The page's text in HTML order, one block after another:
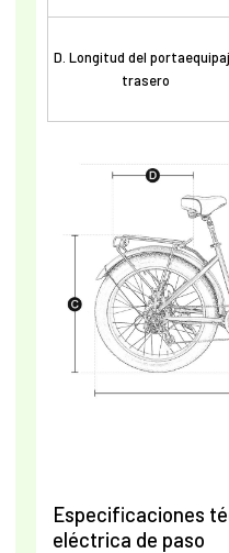
D. Longitud del
trasero
Especificaciones
eléctrica de paso